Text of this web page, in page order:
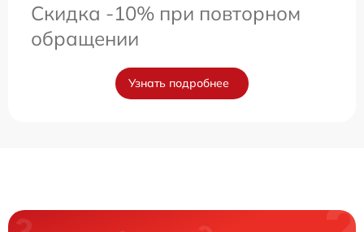
Скидка -10% при повторном
обращении
Узнать подробнее